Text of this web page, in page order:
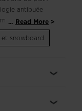
antibuée
en cas
anti-
... Read More
snowboard